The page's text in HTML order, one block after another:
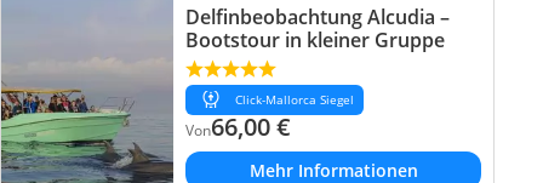
Delfinbeobachtung Alcudia –
Bootstour in kleiner Gruppe
Click-Mallorca Siegel
Von66,00€
Mehr Informationen